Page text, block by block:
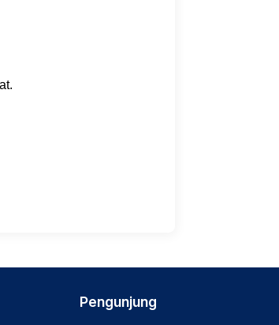
Pengunjung